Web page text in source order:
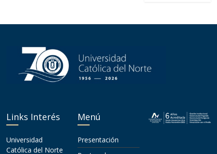
Links Interés
Universidad
Católica del Norte
Menú
Presentación